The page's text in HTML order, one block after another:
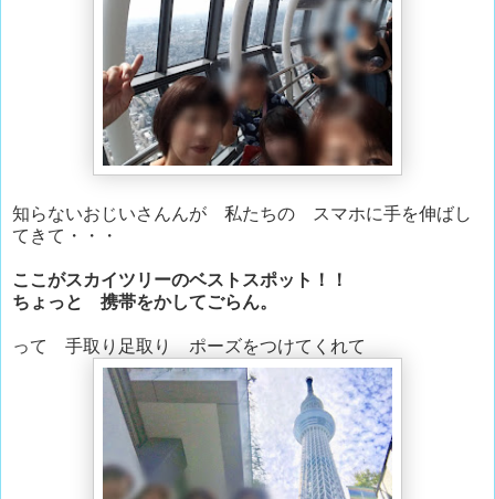
知らないおじいさんんが 私たちの スマホに手を伸ばし
てきて・・・
ここがスカイツリーのベストスポット！！
ちょっと 携帯をかしてごらん。
って 手取り足取り ポーズをつけてくれて